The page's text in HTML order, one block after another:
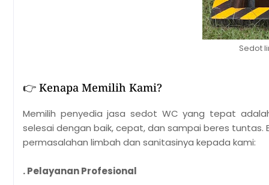
Sedot
👉 Kenapa Memilih Kami?
Memilih penyedia jasa sedot WC yang tepat
selesai dengan baik, cepat, dan sampai beres
permasalahan limbah dan sanitasinya kepada kami:
. Pelayanan Profesional